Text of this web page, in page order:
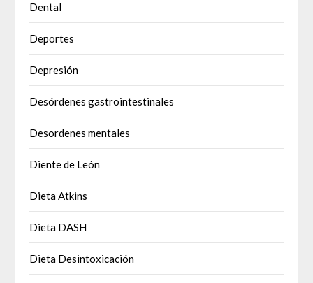
Dental
Deportes
Depresión
Desórdenes gastrointestinales
Desordenes mentales
Diente de León
Dieta Atkins
Dieta DASH
Dieta Desintoxicación